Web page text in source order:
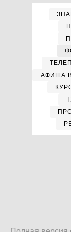
АФИША